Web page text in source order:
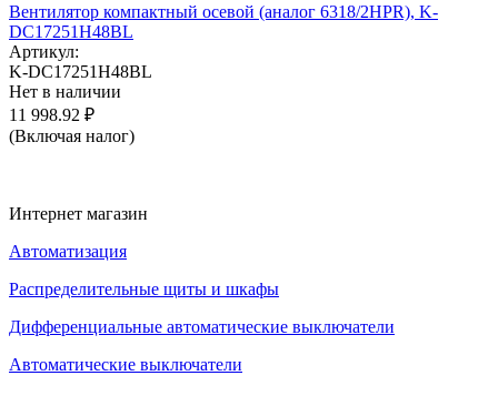
Вентилятор компактный осевой (аналог 6318/2HPR), K-
DC17251H48BL
Артикул:
K-DC17251H48BL
Нет в наличии
11 998.92 ₽
(Включая налог)
Интернет магазин
Автоматизация
Распределительные щиты и шкафы
Дифференциальные автоматические выключатели
Автоматические выключатели